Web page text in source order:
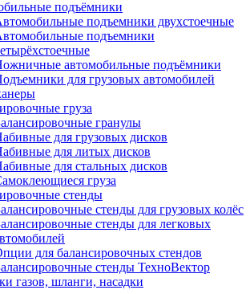
подъёмники
подъемники двухстоечные
подъемники
автомобильные подъёмники
для грузовых автомобилей
груза
гранулы
для грузовых дисков
для литых дисков
для стальных дисков
груза
стенды
стенды для грузовых колёс
стенды для легковых
для балансировочных стендов
стенды ТехноВектор
газов, шланги, насадки